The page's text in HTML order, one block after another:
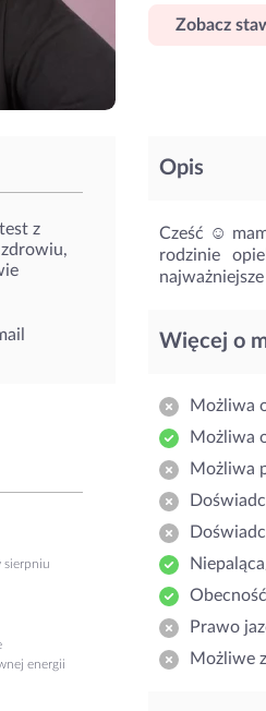
Zobacz
z
sierpniu
energii
Opis
Cześć ☺️
rodzinie
Więcej o
Możliwa
Możliwa
Możliwa
Prawo
Możliwe